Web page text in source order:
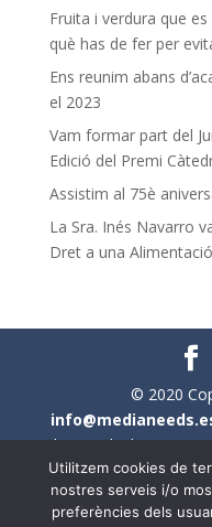
Fruita i verdura que
què has de fer per
Ens reunim abans
el 2023
Vam formar part del
Edició del Premi
Assistim al 75è
La Sra. Inés Navarro
Dret a una
© 2020
| Tots els drets
En aquest web s'ha
Utilitzem cookies de
nostres serveis i/o
preferències dels